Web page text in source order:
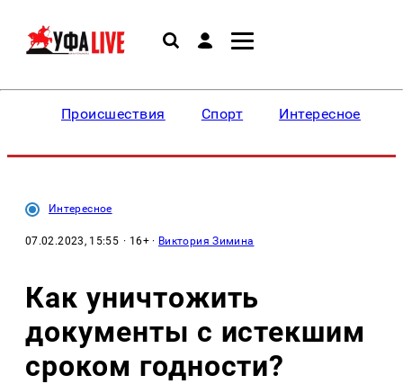
Происшествия Спорт Интересное
Интересное
07.02.2023, 15:55 · 16+ · Виктория Зимина
Как уничтожить
документы с истекшим
сроком годности?